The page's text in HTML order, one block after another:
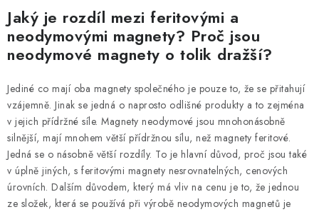
Jaký je rozdíl mezi feritovými a
neodymovými magnety? Proč jsou
neodymové magnety o tolik dražší?
Jediné co mají oba magnety společného je pouze to, že se přitahují
vzájemně. Jinak se jedná o naprosto odlišné produkty a to zejména
v jejich přídržné síle. Magnety neodymové jsou mnohonásobně
silnější, mají mnohem větší přídržnou sílu, než magnety feritové.
Jedná se o násobně větší rozdíly. To je hlavní důvod, proč jsou také
v úplně jiných, s feritovými magnety nesrovnatelných, cenových
úrovních. Dalším důvodem, který má vliv na cenu je to, že jednou
ze složek, která se používá při výrobě neodymových magnetů je